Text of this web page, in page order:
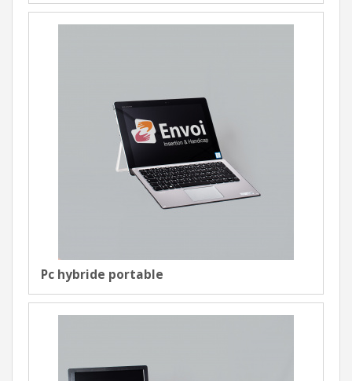
Pc hybride portable